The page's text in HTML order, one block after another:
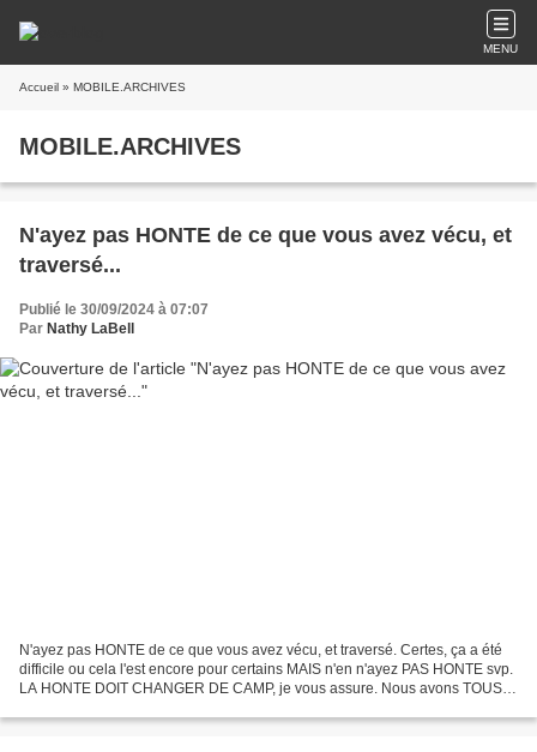
MENU
Accueil » MOBILE.ARCHIVES
MOBILE.ARCHIVES
N'ayez pas HONTE de ce que vous avez vécu, et
traversé...
Publié le 30/09/2024 à 07:07
Par Nathy LaBell
N'ayez pas HONTE de ce que vous avez vécu, et traversé. Certes, ça a été
difficile ou cela l'est encore pour certains MAIS n'en n'ayez PAS HONTE svp.
LA HONTE DOIT CHANGER DE CAMP, je vous assure. Nous avons TOUS